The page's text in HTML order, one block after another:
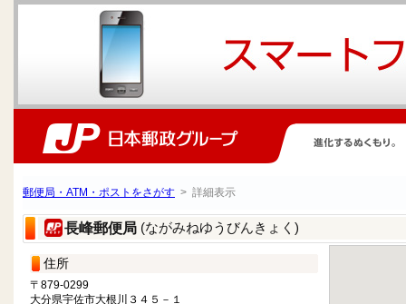
郵便局・ATM・ポストをさがす > 詳細表示
長峰郵便局 (ながみねゆうびんきょく)
住所
〒879-0299
大分県宇佐市大根川３４５－１